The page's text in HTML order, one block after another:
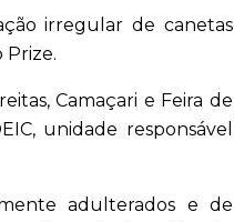
irregular de canetas
Prize.
Camaçari e Feira de
unidade responsável
adulterados e de